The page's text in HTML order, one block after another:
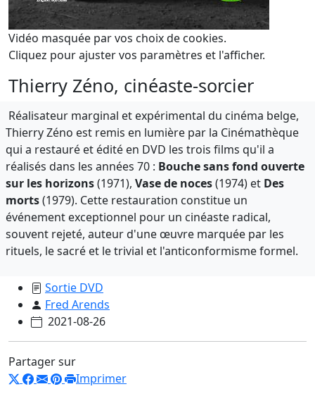
Vidéo masquée par vos choix de cookies.
Cliquez pour ajuster vos paramètres et l'afficher.
Thierry Zéno, cinéaste-sorcier
Réalisateur marginal et expérimental du cinéma belge,
Thierry Zéno est remis en lumière par la Cinémathèque
qui a restauré et édité en DVD les trois films qu'il a
réalisés dans les années 70 : Bouche sans fond ouverte
sur les horizons(1971), Vase de noces(1974) et Des
morts(1979). Cette restauration constitue un
événement exceptionnel pour un cinéaste radical,
souvent rejeté, auteur d'une œuvre marquée par les
rituels, le sacré et le trivial et l'anticonformisme formel.
Sortie DVD
Fred Arends
2021-08-26
Partager sur
Imprimer